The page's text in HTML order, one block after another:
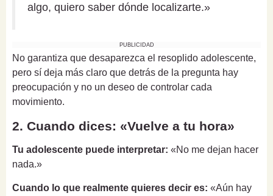
algo, quiero saber dónde localizarte.»
PUBLICIDAD
No garantiza que desaparezca el resoplido adolescente,
pero sí deja más claro que detrás de la pregunta hay
preocupación y no un deseo de controlar cada
movimiento.
2. Cuando dices: «Vuelve a tu hora»
Tu adolescente puede interpretar: «No me dejan hacer
nada.»
Cuando lo que realmente quieres decir es: «Aún hay